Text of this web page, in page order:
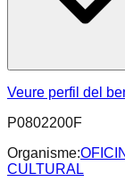
Veure perfil del
P0802200F
Organisme:
CULTURAL